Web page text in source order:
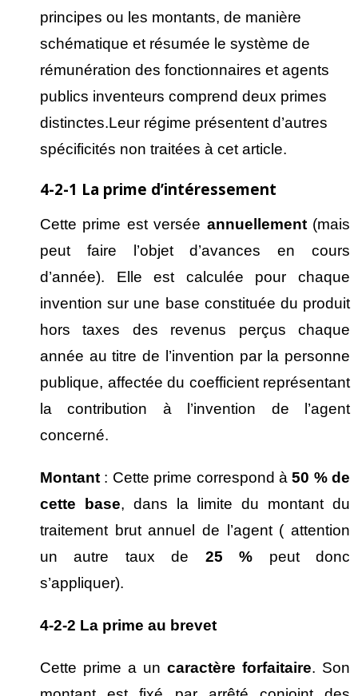
principes ou les montants, de manière
schématique et résumée le système de
rémunération des fonctionnaires et agents
publics inventeurs comprend deux primes
distinctes.Leur régime présentent d’autres
spécificités non traitées à cet article.
4-2-1 La prime d’intéressement
Cette prime est versée annuellement(mais
peut faire l’objet d’avances en cours
d’année). Elle est calculée pour chaque
invention sur une base constituée du produit
hors taxes des revenus perçus chaque
année au titre de l’invention par la personne
publique, affectée du coefficient représentant
la contribution à l’invention de l’agent
concerné.
Montant : Cette prime correspond à50 % de
cette base, dans la limite du montant du
traitement brut annuel de l’agent ( attention
un autre taux de 25 % peut donc
s’appliquer).
4-2-2 La prime au brevet
Cette prime a un caractère forfaitaire. Son